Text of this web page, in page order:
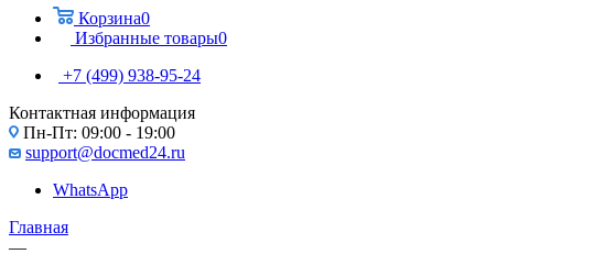
Корзина0
Избранные товары0
+7 (499) 938-95-24
Контактная информация
Пн-Пт: 09:00 - 19:00
support@docmed24.ru
WhatsApp
Главная
—